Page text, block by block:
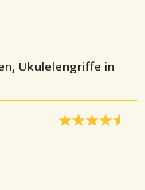
Ukulelengriffe in